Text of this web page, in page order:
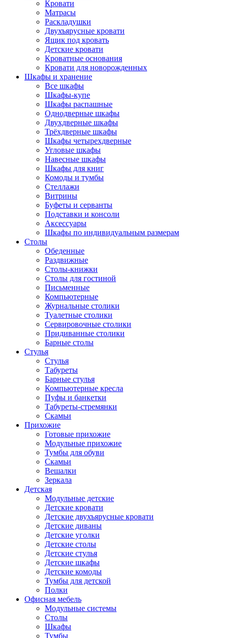
Кровати
Матрасы
Раскладушки
Двухъярусные кровати
Ящик под кровать
Детские кровати
Кроватные основания
Кровати для новорожденных
Шкафы и хранение
Все шкафы
Шкафы-купе
Шкафы распашные
Однодверные шкафы
Двухдверные шкафы
Трёхдверные шкафы
Шкафы четырехдверные
Угловые шкафы
Навесные шкафы
Шкафы для книг
Комоды и тумбы
Стеллажи
Витрины
Буфеты и серванты
Подставки и консоли
Аксессуары
Шкафы по индивидуальным размерам
Столы
Обеденные
Раздвижные
Столы-книжки
Столы для гостиной
Письменные
Компьютерные
Журнальные столики
Туалетные столики
Сервировочные столики
Придиванные столики
Барные столы
Стулья
Стулья
Табуреты
Барные стулья
Компьютерные кресла
Пуфы и банкетки
Табуреты-стремянки
Скамьи
Прихожие
Готовые прихожие
Модульные прихожие
Тумбы для обуви
Скамьи
Вешалки
Зеркала
Детская
Модульные детские
Детские кровати
Детские двухъярусные кровати
Детские диваны
Детские уголки
Детские столы
Детские стулья
Детские шкафы
Детские комоды
Тумбы для детской
Полки
Офисная мебель
Модульные системы
Столы
Шкафы
Тумбы